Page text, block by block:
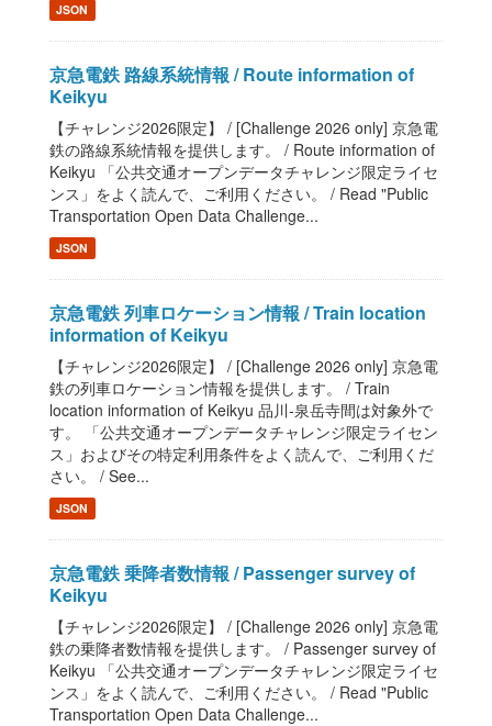
JSON
京急電鉄 路線系統情報 / Route information of
Keikyu
【チャレンジ2026限定】 / [Challenge 2026 only] 京急電
鉄の路線系統情報を提供します。 / Route information of
Keikyu 「公共交通オープンデータチャレンジ限定ライセ
ンス」をよく読んで、ご利用ください。 / Read "Public
Transportation Open Data Challenge...
JSON
京急電鉄 列車ロケーション情報 / Train location
information of Keikyu
【チャレンジ2026限定】 / [Challenge 2026 only] 京急電
鉄の列車ロケーション情報を提供します。 / Train
location information of Keikyu 品川-泉岳寺間は対象外で
す。 「公共交通オープンデータチャレンジ限定ライセン
ス」およびその特定利用条件をよく読んで、ご利用くだ
さい。 / See...
JSON
京急電鉄 乗降者数情報 / Passenger survey of
Keikyu
【チャレンジ2026限定】 / [Challenge 2026 only] 京急電
鉄の乗降者数情報を提供します。 / Passenger survey of
Keikyu 「公共交通オープンデータチャレンジ限定ライセ
ンス」をよく読んで、ご利用ください。 / Read "Public
Transportation Open Data Challenge...